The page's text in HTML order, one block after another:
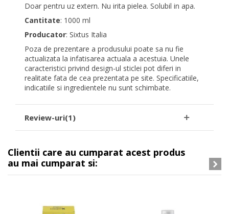
Doar pentru uz extern. Nu irita pielea. Solubil in apa.
Cantitate: 1000 ml
Producator: Sixtus Italia
Poza de prezentare a produsului poate sa nu fie
actualizata la infatisarea actuala a acestuia. Unele
caracteristici privind design-ul sticlei pot diferi in
realitate fata de cea prezentata pe site. Specificatiile,
indicatiile si ingredientele nu sunt schimbate.
Review-uri(1)
Clientii care au cumparat acest produs
au mai cumparat si: